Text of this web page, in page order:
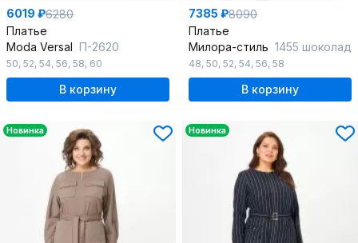
6019 ₽6280
Платье
Moda Versal П-2620
50, 52, 54, 56, 58, 60
В корзину
7385 ₽8090
Платье
Милора-стиль 1455 шоколад
48, 50, 52, 54, 56, 58
В корзину
Новинка Новинка